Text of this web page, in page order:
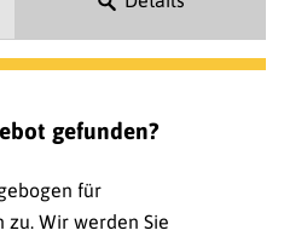
gefunden?
für
zu. Wir werden Sie